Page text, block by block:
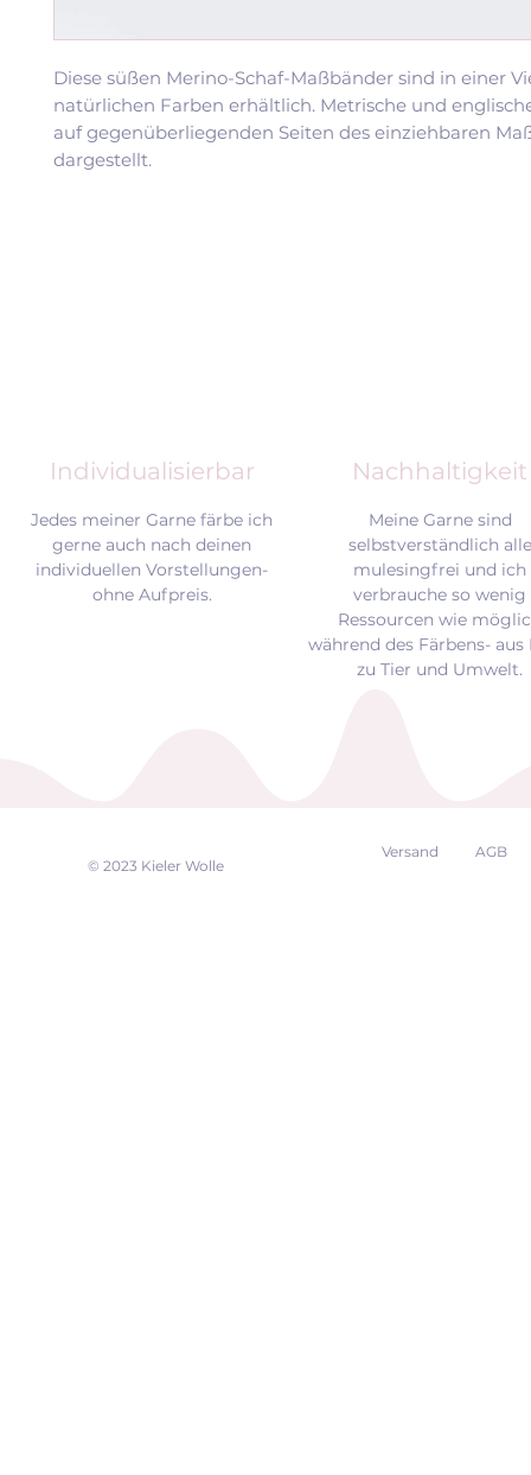
Diese süßen Merino-Schaf-Maßbänder sind in einer
natürlichen Farben erhältlich. Metrische und
auf gegenüberliegenden Seiten des einziehbaren
dargestellt.
Individualisierbar Nachhaltigkeit
Jedes meiner Garne färbe ich
gerne auch nach deinen
individuellen Vorstellungen-
ohne Aufpreis.
Meine Garne sind
selbstverständlich alle
mulesingfrei und ich
verbrauche so wenig
Ressourcen wie
während des Färbens- aus
zu Tier und Umwelt.
© 2023 Kieler Wolle
Versand AGB